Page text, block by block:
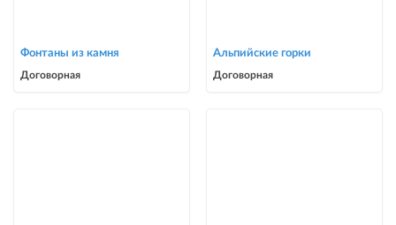
Фонтаны из камня
Договорная
Альпийские горки
Договорная